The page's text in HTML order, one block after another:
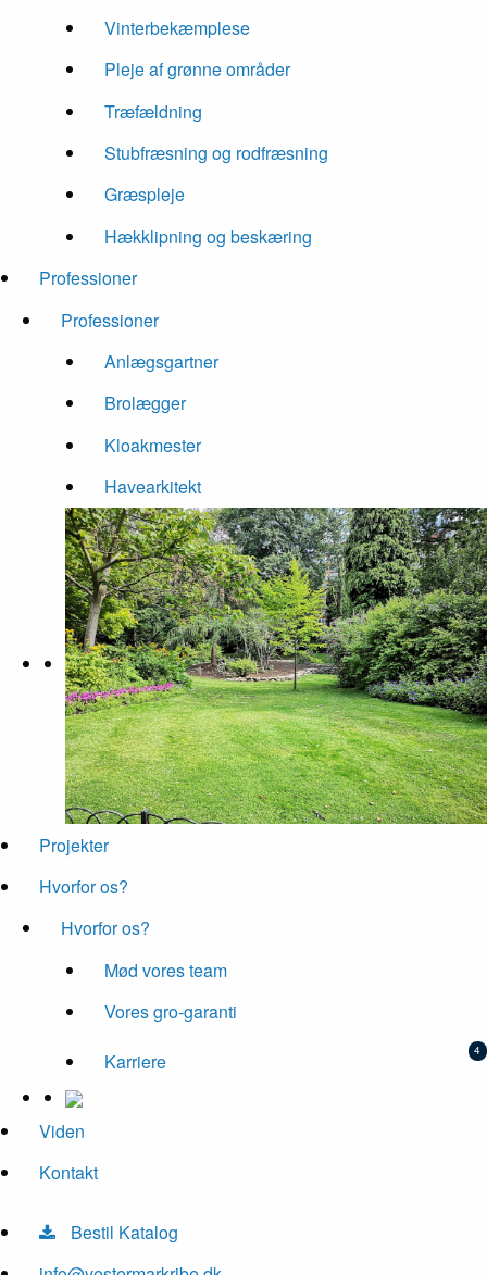
Vinterbekæmplese
Pleje af grønne områder
Træfældning
Stubfræsning og rodfræsning
Græspleje
Hækklipning og beskæring
Professioner
Professioner
Anlægsgartner
Brolægger
Kloakmester
Havearkitekt
Projekter
Hvorfor os?
Hvorfor os?
Mød vores team
Vores gro-garanti
Karriere
Viden
Kontakt
Bestil Katalog